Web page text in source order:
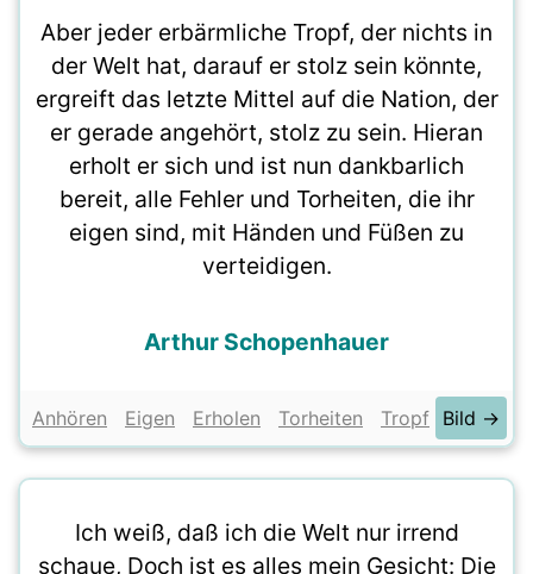
Aber jeder erbärmliche Tropf, der nichts in
der Welt hat, darauf er stolz sein könnte,
ergreift das letzte Mittel auf die Nation, der
er gerade angehört, stolz zu sein. Hieran
erholt er sich und ist nun dankbarlich
bereit, alle Fehler und Torheiten, die ihr
eigen sind, mit Händen und Füßen zu
verteidigen.
Arthur Schopenhauer
Anhören Eigen Erholen Torheiten Tropf Bild →
Ich weiß, daß ich die Welt nur irrend
schaue, Doch ist es alles mein Gesicht: Die